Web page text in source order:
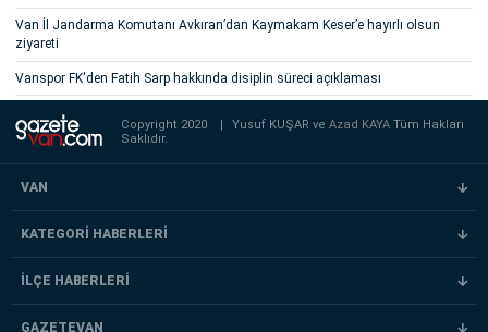
Van İl Jandarma Komutanı Avkıran’dan Kaymakam Keser’e hayırlı olsun
ziyareti
Vanspor FK'den Fatih Sarp hakkında disiplin süreci açıklaması
Copyright 2020 Yusuf KUŞAR veAzad KAYATüm Hakları
Saklıdır.
VAN
KATEGORİ HABERLERİ
İLÇE HABERLERİ
GAZETEVAN